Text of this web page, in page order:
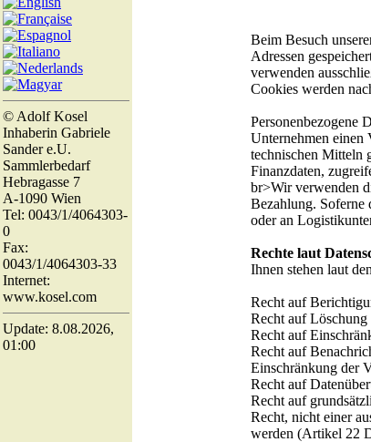
© Adolf Kosel
Inhaberin Gabriele
Sander e.U.
Sammlerbedarf
Hebragasse 7
A-1090 Wien
Tel: 0043/1/4064303-
0
Fax:
0043/1/4064303-33
Internet:
www.kosel.com
Update: 8.08.2026,
01:00
Beim Besuch
Adressen
verwenden
Cookies werden
Personenbezogene
Unternehmen einen
technischen Mitteln
Finanzdaten,
br>Wir verwenden
Bezahlung. Soferne
oder an
Rechte laut
Ihnen stehen laut
Recht auf
Recht auf
Recht auf
Recht auf
Einschränkung der
Recht auf
Recht auf
Recht, nicht einer
werden (Artikel 22